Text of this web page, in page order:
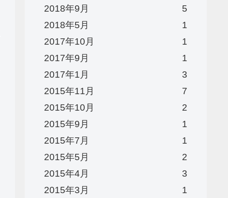
2018年9月
5
2018年5月
1
2017年10月
1
2017年9月
1
2017年1月
3
2015年11月
7
2015年10月
2
2015年9月
1
2015年7月
1
2015年5月
2
2015年4月
3
2015年3月
1